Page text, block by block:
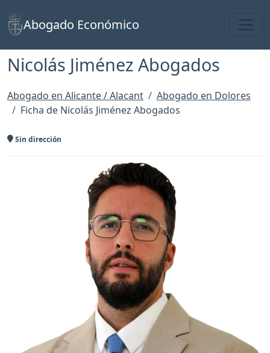
Abogado Económico
Nicolás Jiménez Abogados
Abogado en Alicante / Alacant
Abogado en Dolores
Ficha de Nicolás Jiménez Abogados
Sin dirección